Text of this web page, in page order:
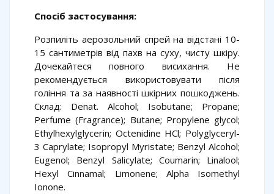
Спосіб застосування:
Розпиліть аерозольний спрей на відстані 10-
15 сантиметрів від пахв на суху, чисту шкіру.
Дочекайтеся повного висихання. Не
рекомендується використовувати після
гоління та за наявності шкірних пошкоджень.
Склад: Denat. Alcohol; Isobutane; Propane;
Perfume (Fragrance); Butane; Propylene glycol;
Ethylhexylglycerin; Octenidine HCl; Polyglyceryl-
3 Caprylate; Isopropyl Myristate; Benzyl Alcohol;
Eugenol; Benzyl Salicylate; Coumarin; Linalool;
Hexyl Cinnamal; Limonene; Alpha Isomethyl
Ionone.